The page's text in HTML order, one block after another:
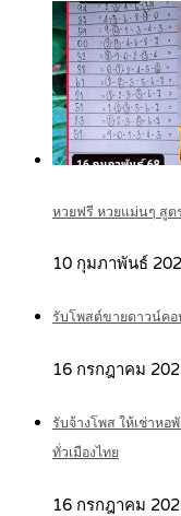
หวยฟรี หวยแม่นๆ สู
10 กุมภาพันธ์
รับโพสต์ขายดาวน์ค
16 กรกฎาคม
รับจ้างโพส ให้เช่าหอ
ทั่วเมืองไทย
16 กรกฎาคม